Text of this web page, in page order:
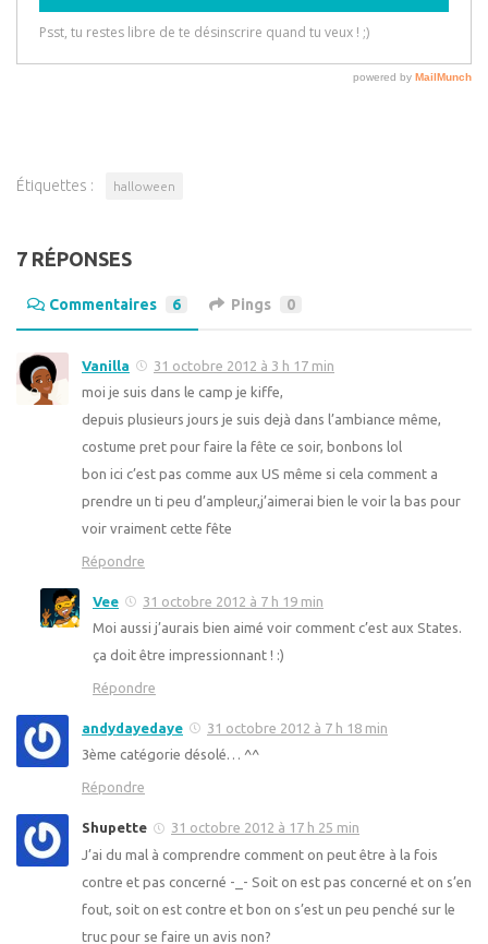
Étiquettes : halloween
7 RÉPONSES
Commentaires 6 Pings 0
Vanilla
31 octobre 2012 à 3 h 17 min
moi je suis dans le camp je kiffe,
depuis plusieurs jours je suis dejà dans l’ambiance même,
costume pret pour faire la fête ce soir, bonbons lol
bon ici c’est pas comme aux US même si cela comment a
prendre un ti peu d’ampleur,j’aimerai bien le voir la bas pour
voir vraiment cette fête
Répondre
Vee
31 octobre 2012 à 7 h 19 min
Moi aussi j’aurais bien aimé voir comment c’est aux States.
ça doit être impressionnant ! :)
Répondre
andydayedaye
31 octobre 2012 à 7 h 18 min
3ème catégorie désolé… ^^
Répondre
Shupette
31 octobre 2012 à 17 h 25 min
J’ai du mal à comprendre comment on peut être à la fois
contre et pas concerné -_- Soit on est pas concerné et on s’en
fout, soit on est contre et bon on s’est un peu penché sur le
truc pour se faire un avis non?